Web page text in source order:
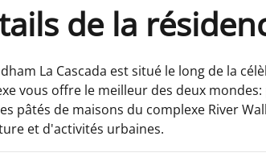
de la
La Cascada est situé le long de la
vous offre le meilleur des deux
pâtés de maisons du complexe River
et d'activités urbaines.